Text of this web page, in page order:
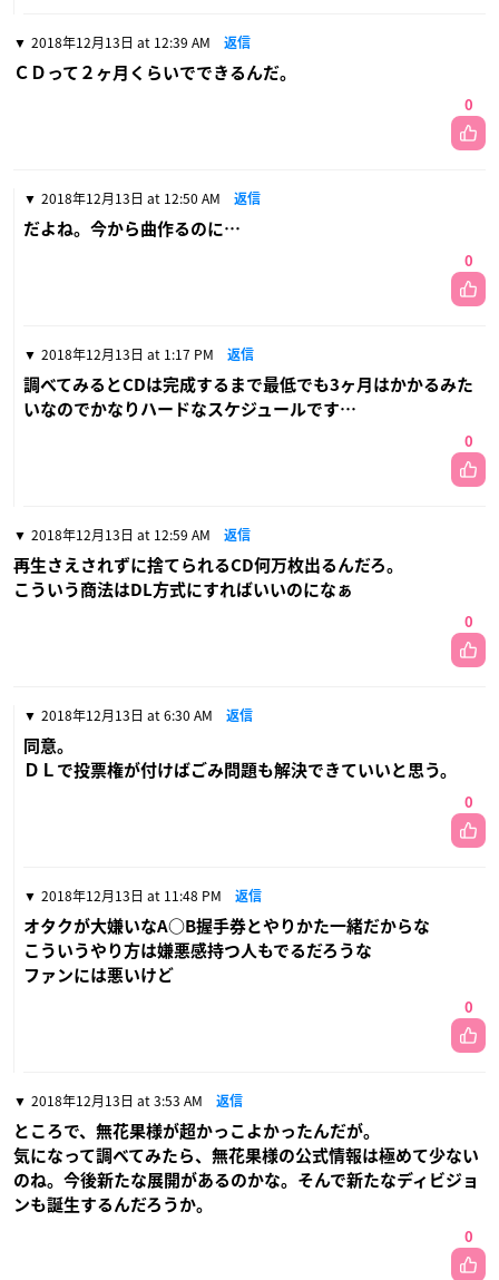
2018年12月13日 at 12:39 AM 返信
ＣＤって２ヶ月くらいでできるんだ。
0
2018年12月13日 at 12:50 AM 返信
だよね。今から曲作るのに…
0
2018年12月13日 at 1:17 PM 返信
調べてみるとCDは完成するまで最低でも3ヶ月はかかるみた
いなのでかなりハードなスケジュールです…
0
2018年12月13日 at 12:59 AM 返信
再生さえされずに捨てられるCD何万枚出るんだろ。
こういう商法はDL方式にすればいいのになぁ
0
2018年12月13日 at 6:30 AM 返信
同意。
ＤＬで投票権が付けばごみ問題も解決できていいと思う。
0
2018年12月13日 at 11:48 PM 返信
オタクが大嫌いなA○B握手券とやりかた一緒だからな
こういうやり方は嫌悪感持つ人もでるだろうな
ファンには悪いけど
0
2018年12月13日 at 3:53 AM 返信
ところで、無花果様が超かっこよかったんだが。
気になって調べてみたら、無花果様の公式情報は極めて少ない
のね。今後新たな展開があるのかな。そんで新たなディビジョ
ンも誕生するんだろうか。
0